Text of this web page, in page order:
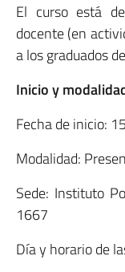
El curso está
docente (en
a los graduados
Inicio y
Fecha de inicio:
Modalidad:
Sede: Instituto
1667
Día y horario de